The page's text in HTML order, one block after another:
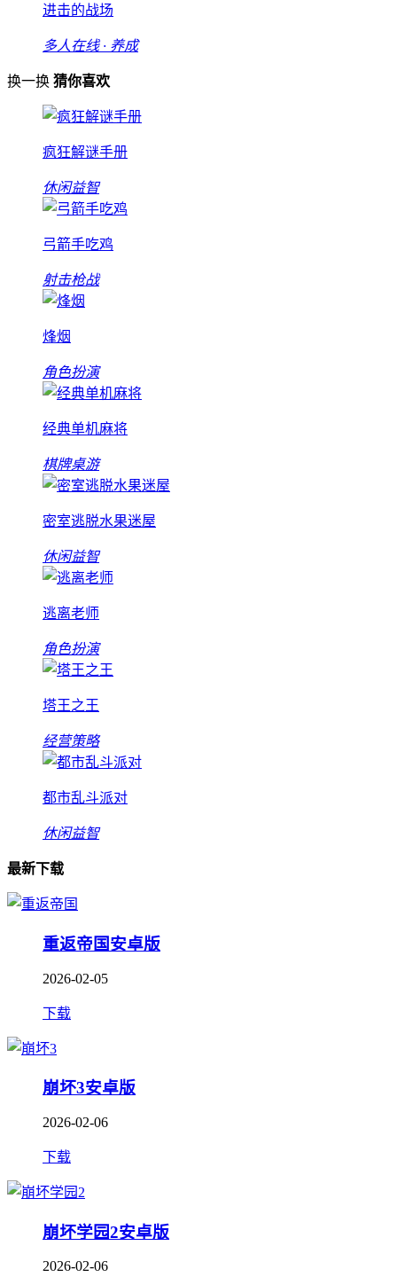
进击的战场
多人在线 · 养成
换一换 猜你喜欢
疯狂解谜手册
休闲益智
弓箭手吃鸡
射击枪战
烽烟
角色扮演
经典单机麻将
棋牌桌游
密室逃脱水果迷屋
休闲益智
逃离老师
角色扮演
塔王之王
经营策略
都市乱斗派对
休闲益智
最新下载
重返帝国安卓版
2026-02-05
下载
崩坏3安卓版
2026-02-06
下载
崩坏学园2安卓版
2026-02-06